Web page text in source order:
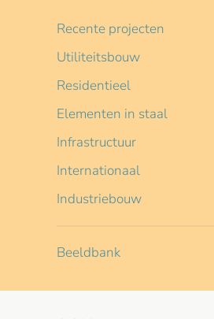
Recente projecten
Utiliteitsbouw
Residentieel
Elementen in staal
Infrastructuur
Internationaal
Industriebouw
Beeldbank